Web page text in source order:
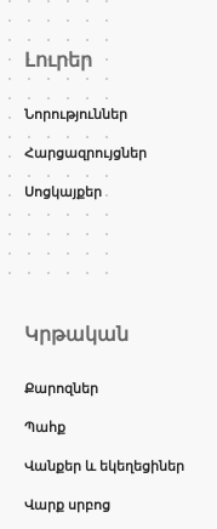
Լուրեր
Նորություններ
Հարցազրույցներ
Սոցկայքեր
Կրթական
Քարոզներ
Պահք
Վանքեր և եկեղեցիներ
Վարք սրբոց